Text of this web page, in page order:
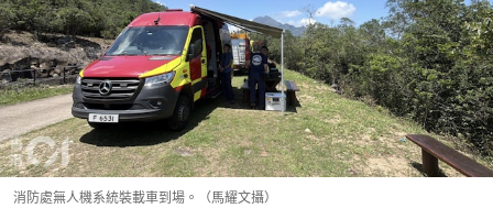
消防處無人機系統裝載車到場。（馬耀文攝）